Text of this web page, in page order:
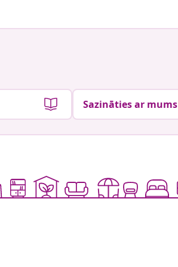
Sazināties ar mums